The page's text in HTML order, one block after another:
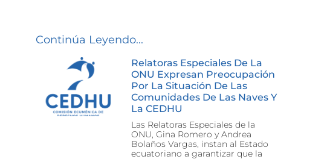
Continúa Leyendo...
Relatoras Especiales De La
ONU Expresan Preocupación
Por La Situación De Las
Comunidades De Las Naves Y
La CEDHU
Las Relatoras Especiales de la
ONU, Gina Romero y Andrea
Bolaños Vargas, instan al Estado
ecuatoriano a garantizar que la